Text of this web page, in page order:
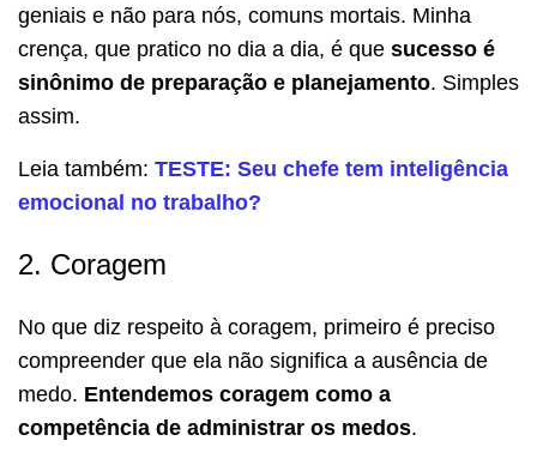
geniais e não para nós, comuns mortais. Minha
crença, que pratico no dia a dia, é que sucesso é
sinônimo de preparação e planejamento. Simples
assim.
Leia também: TESTE: Seu chefe tem inteligência
emocional no trabalho?
2. Coragem
No que diz respeito à coragem, primeiro é preciso
compreender que ela não significa a ausência de
medo. Entendemos coragem como a
competência de administrar os medos.